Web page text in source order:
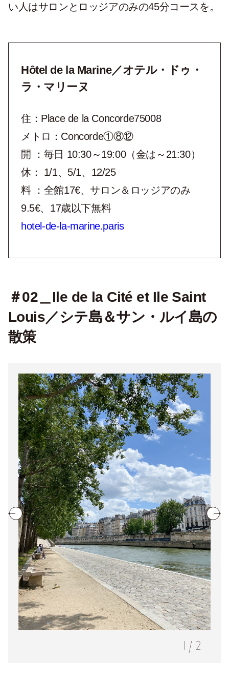
い人はサロンとロッジアのみの45分コースを。
Hôtel de la Marine／オテル・ドゥ・
ラ・マリーヌ
住：Place de la Concorde75008
メトロ：Concorde①⑧⑫
開 ：毎日 10:30～19:00（金は～21:30）
休： 1/1、5/1、12/25
料 ：全館17€、サロン＆ロッジアのみ
9.5€、17歳以下無料
hotel-de-la-marine.paris
＃02＿Ile de la Cité et Ile Saint
Louis／シテ島＆サン・ルイ島の
散策
1 / 2